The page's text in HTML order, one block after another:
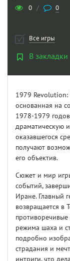
0 / 0
Все игры
В закладки
1979 Revolution:
основанная на
1978-1979
драматическую
оказавшегося
получают
его объектив.
Сюжет и мир
событий,
Иране. Главный
возвращается в
противоречивые
режима шаха и
подробно
страдания и
интриги, что